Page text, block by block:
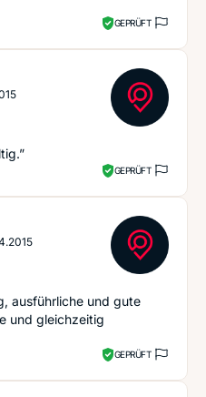
GEPRÜFT
GEPRÜFT
ausführliche und gute
und gleichzeitig
GEPRÜFT